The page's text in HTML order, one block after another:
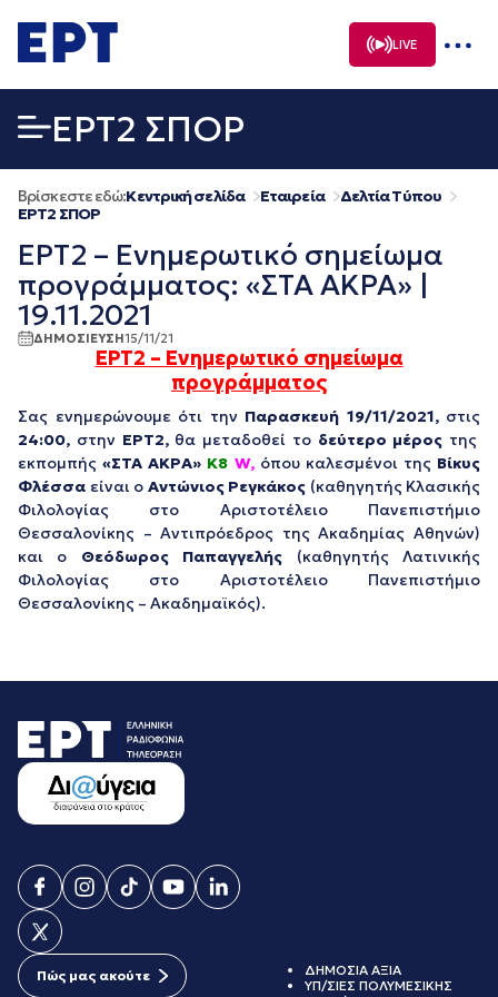
σε
περιεχόμενο
LIVE
EΡΤ2 ΣΠΟΡ
Βρίσκεστε εδώ:Κεντρική σελίδα Εταιρεία
Δελτία Τύπου
EΡΤ2 ΣΠΟΡ
ΕΡΤ2 – Ενημερωτικό σημείωμα
προγράμματος: «ΣΤΑ ΑΚΡΑ» |
19.11.2021
ΔΗΜΟΣΙΕΥΣΗ15/11/21
ΕΡΤ2 – Ενημερωτικό σημείωμα
προγράμματος
Σας ενημερώνουμε ότι την Παρασκευή 19/11/2021, στις
24:00, στην ΕΡΤ2, θα μεταδοθεί τοδεύτερο μέρος της
εκπομπής«ΣΤΑ ΑΚΡΑ» Κ8 W, όπου καλεσμένοι της Βίκυς
Φλέσσα είναι ο Αντώνιος Ρεγκάκος (καθηγητής Κλασικής
Φιλολογίας στο Αριστοτέλειο Πανεπιστήμιο
Θεσσαλονίκης – Αντιπρόεδρος της Ακαδημίας Αθηνών)
και ο Θεόδωρος Παπαγγελής (καθηγητής Λατινικής
Φιλολογίας στο Αριστοτέλειο Πανεπιστήμιο
Θεσσαλονίκης – Ακαδημαϊκός).
Πώς μας ακούτε
ΔΗΜΟΣΙΑ ΑΞΙΑ
ΥΠ/ΣΙΕΣ ΠΟΛΥΜΕΣΙΚΗΣ